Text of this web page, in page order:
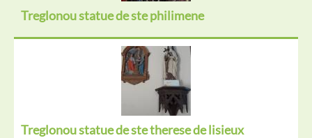
Treglonou statue de ste philimene
Treglonou statue de ste therese de lisieux